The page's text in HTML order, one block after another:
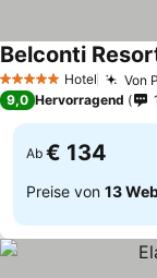
5 Sterne Hotel Von
Belconti
9,0 Hervorragend
Ab € 134
Preise von 13